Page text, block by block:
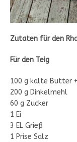
Zutaten für den
Für den Teig
100 g kalte Butter
200 g Dinkelmehl
60 g Zucker
1 Ei
3 EL Grieß
1 Prise Salz